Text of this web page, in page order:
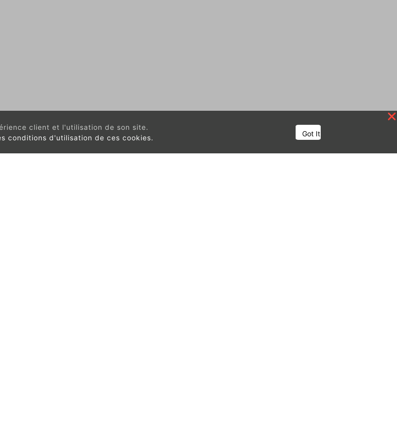
client et l'utilisation de son site.
conditions d'utilisation de ces cookies. Got It